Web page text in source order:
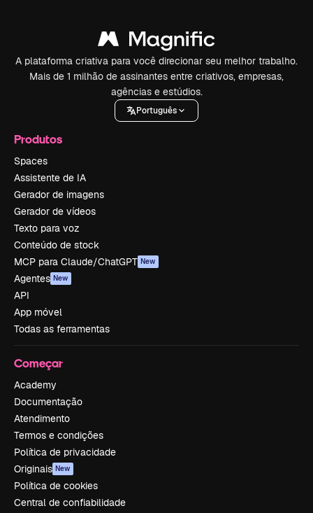
A plataforma criativa para você direcionar seu melhor trabalho.
Mais de 1 milhão de assinantes entre criativos, empresas,
agências e estúdios.
Português
Produtos
Spaces
Assistente de IA
Gerador de imagens
Gerador de vídeos
Texto para voz
Conteúdo de stock
MCP para Claude/ChatGPT New
Agentes New
API
App móvel
Todas as ferramentas
Começar
Academy
Documentação
Atendimento
Termos e condições
Política de privacidade
Originais New
Política de cookies
Central de confiabilidade